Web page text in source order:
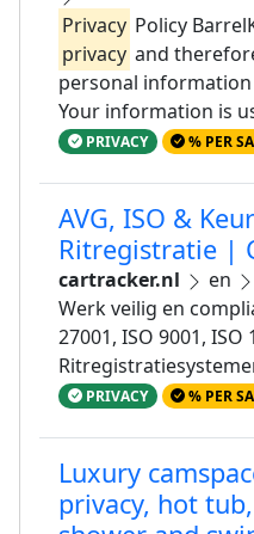
Privacy Policy
privacy and
personal
Your information is
PRIVACY % PER
AVG, ISO &
Ritregistratie |
cartracker.nl en
Werk veilig en
27001, ISO 9001,
PRIVACY % PER
Luxury
privacy, hot